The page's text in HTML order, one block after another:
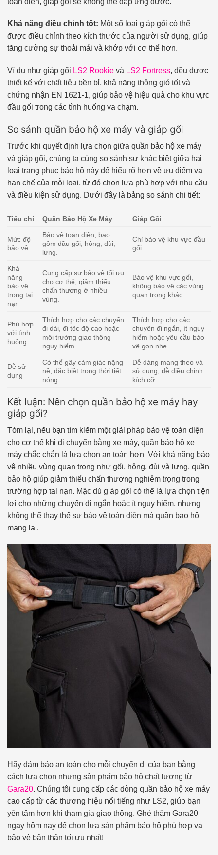
Khả năng điều chỉnh tốt: Một số loại giáp gối có thể
được điều chỉnh theo kích thước của người sử dụng, giúp
tăng cường sự thoải mái và khớp với cơ thể hơn.
Ví dụ như giáp gối LS2 Rookie và LS2 Fortress, đều được
thiết kế với chất liệu bền bỉ, khả năng thông gió tốt và
chứng nhận EN 1621-1, giúp bảo vệ hiệu quả cho khu vực
đầu gối trong các tình huống va chạm.
So sánh quần bảo hộ xe máy và giáp gối
Trước khi quyết định lựa chọn giữa quần bảo hộ xe máy
và giáp gối, chúng ta cùng so sánh sự khác biệt giữa hai
loại trang phục bảo hộ này để hiểu rõ hơn về ưu điểm và
hạn chế của mỗi loại, từ đó chọn lựa phù hợp với nhu cầu
và điều kiện sử dụng. Dưới đây là bảng so sánh chi tiết:
Tiêu chí Quần Bảo Hộ Xe Máy Giáp Gối
Mức độ
bảo vệ
Bảo vệ toàn diện, bao
gồm đầu gối, hông, đùi,
lưng.
Chỉ bảo vệ khu vực đầu
gối.
Khả
năng
bảo vệ
trong tai
nạn
Cung cấp sự bảo vệ tối ưu
cho cơ thể, giảm thiểu
chấn thương ở nhiều
vùng.
Bảo vệ khu vực gối,
không bảo vệ các vùng
quan trọng khác.
Phù hợp
với tình
huống
Thích hợp cho các chuyến
đi dài, đi tốc độ cao hoặc
môi trường giao thông
nguy hiểm.
Thích hợp cho các
chuyến đi ngắn, ít nguy
hiểm hoặc yêu cầu bảo
vệ gọn nhẹ.
Dễ sử
dụng
Có thể gây cảm giác nặng
nề, đặc biệt trong thời tiết
nóng.
Dễ dàng mang theo và
sử dụng, dễ điều chỉnh
kích cỡ.
Kết luận: Nên chọn quần bảo hộ xe máy hay
giáp gối?
Tóm lại, nếu bạn tìm kiếm một giải pháp bảo vệ toàn diện
cho cơ thể khi di chuyển bằng xe máy, quần bảo hộ xe
máy chắc chắn là lựa chọn an toàn hơn. Với khả năng bảo
vệ nhiều vùng quan trọng như gối, hông, đùi và lưng, quần
bảo hộ giúp giảm thiểu chấn thương nghiêm trọng trong
trường hợp tai nạn. Mặc dù giáp gối có thể là lựa chọn tiện
lợi cho những chuyến đi ngắn hoặc ít nguy hiểm, nhưng
không thể thay thế sự bảo vệ toàn diện mà quần bảo hộ
mang lại.
Hãy đảm bảo an toàn cho mỗi chuyến đi của bạn bằng
cách lựa chọn những sản phẩm bảo hộ chất lượng từ
Gara20. Chúng tôi cung cấp các dòng quần bảo hộ xe máy
cao cấp từ các thương hiệu nổi tiếng như LS2, giúp bạn
yên tâm hơn khi tham gia giao thông. Ghé thăm Gara20
ngay hôm nay để chọn lựa sản phẩm bảo hộ phù hợp và
bảo vệ bản thân tối ưu nhất!